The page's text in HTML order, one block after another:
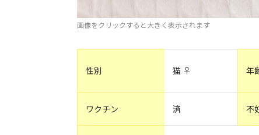
画像をクリックすると大きく表示されます
性別 猫 ♀ 年
ワクチン 済 不